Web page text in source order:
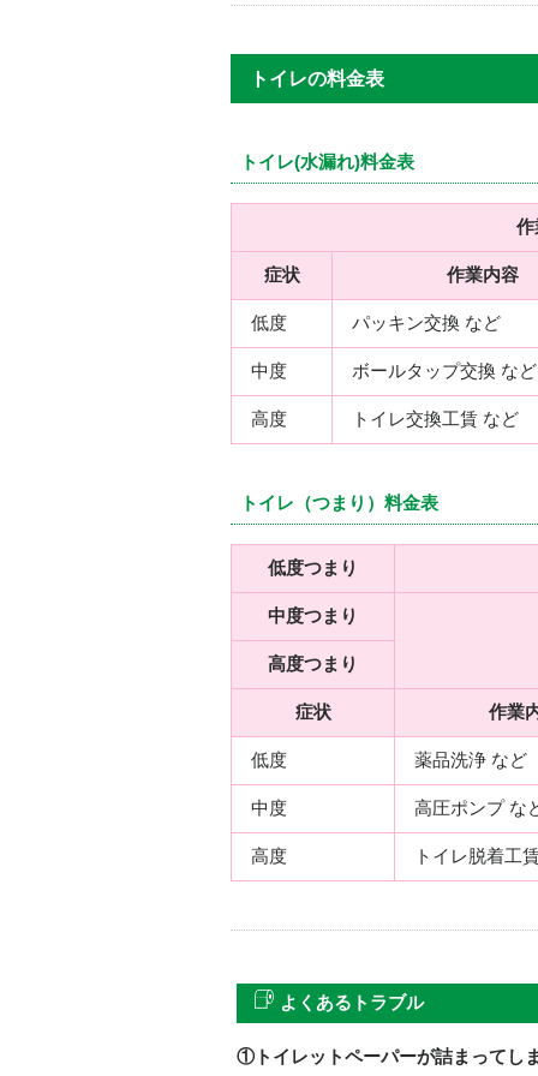
トイレの料金表
トイレ(水漏れ)料金表
作
症状 作業内容
低度 パッキン交換 など
中度 ボールタップ交換 など
高度 トイレ交換工賃 など
トイレ（つまり）料金表
低度つまり
中度つまり
高度つまり
症状 作業
低度 薬品洗浄 など
中度 高圧ポンプ な
高度 トイレ脱着工
よくあるトラブル
①トイレットペーパーが詰まってし